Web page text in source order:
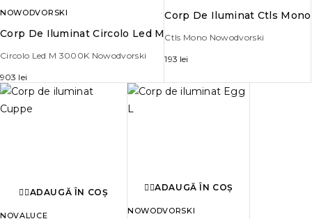
NOWODVORSKI
Corp De Iluminat Circolo Led M
Circolo Led M 3000K Nowodvorski
903 lei
Corp De Iluminat Ctls Mono
Ctls Mono Nowodvorski
193 lei
ADAUGĂ ÎN COȘ
NOVALUCE
ADAUGĂ ÎN COȘ
NOWODVORSKI